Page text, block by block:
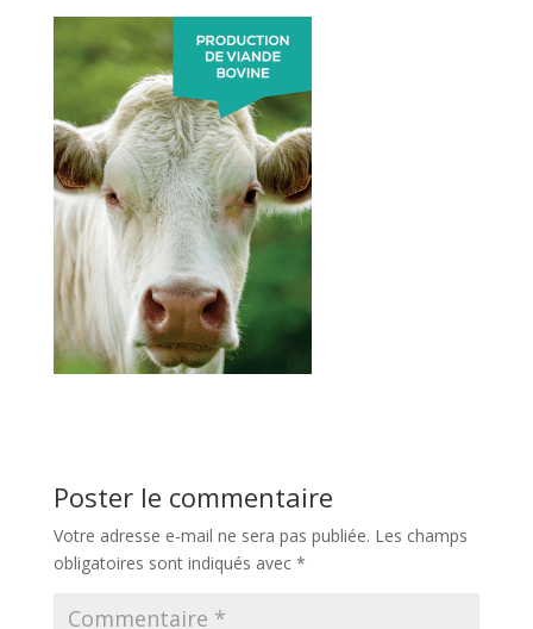
Poster le commentaire
Votre adresse e-mail ne sera pas publiée. Les champs
obligatoires sont indiqués avec *